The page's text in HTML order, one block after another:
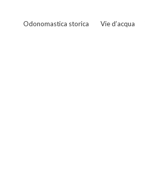
Odonomastica storica Vie d’acqua